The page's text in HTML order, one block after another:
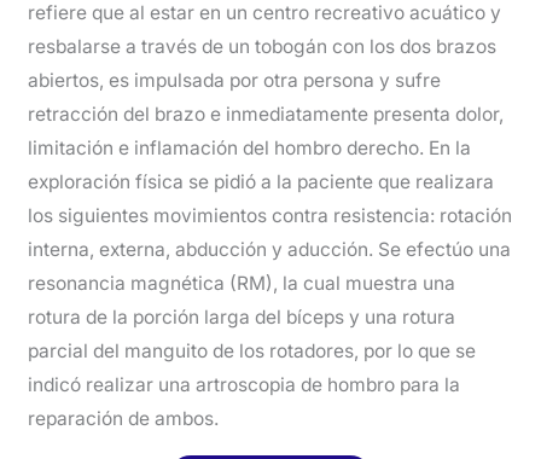
refiere que al estar en un centro recreativo acuático y
resbalarse a través de un tobogán con los dos brazos
abiertos, es impulsada por otra persona y sufre
retracción del brazo e inmediatamente presenta dolor,
limitación e inflamación del hombro derecho. En la
exploración física se pidió a la paciente que realizara
los siguientes movimientos contra resistencia: rotación
interna, externa, abducción y aducción. Se efectúo una
resonancia magnética (RM), la cual muestra una
rotura de la porción larga del bíceps y una rotura
parcial del manguito de los rotadores, por lo que se
indicó realizar una artroscopia de hombro para la
reparación de ambos.